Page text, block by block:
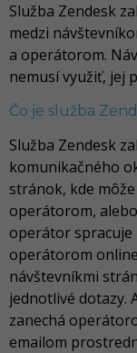
Služba Zendesk
medzi
a operátorom.
nemusí využiť, jej
Čo je služba
Služba Zendesk
komunikačného
stránok, kde
operátorom,
operátor spracuje
operátorom
návštevníkmi
jednotlivé dotazy.
zanechá
emailom